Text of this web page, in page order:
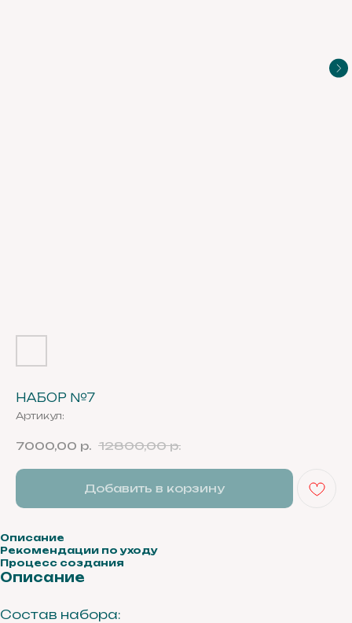
НАБОР №7
Артикул:
7000,00 р. 12800,00 р.
Добавить в корзину
Описание
Рекомендации по уходу
Процесс создания
Описание
Состав набора: